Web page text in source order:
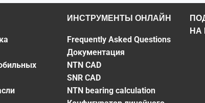
ИНСТРУМЕНТЫ ОНЛАЙН
Frequently Asked Questions
Документация
NTN CAD
SNR CAD
NTN bearing calculation
НА